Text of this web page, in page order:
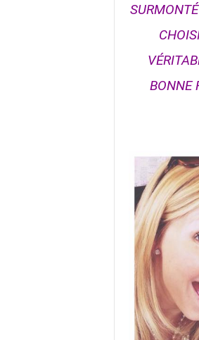
BONNE